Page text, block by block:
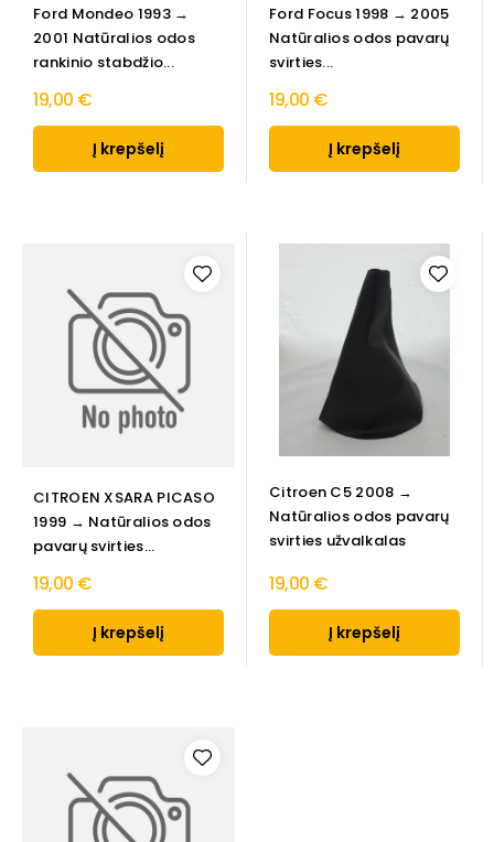
Ford Mondeo 1993 →
2001 Natūralios odos
rankinio stabdžio...
19,00 €
Į krepšelį
Ford Focus 1998 → 2005
Natūralios odos pavarų
svirties...
19,00 €
Į krepšelį
CITROEN XSARA PICASO
1999 → Natūralios odos
pavarų svirties...
19,00 €
Į krepšelį
Citroen C5 2008 →
Natūralios odos pavarų
svirties užvalkalas
19,00 €
Į krepšelį